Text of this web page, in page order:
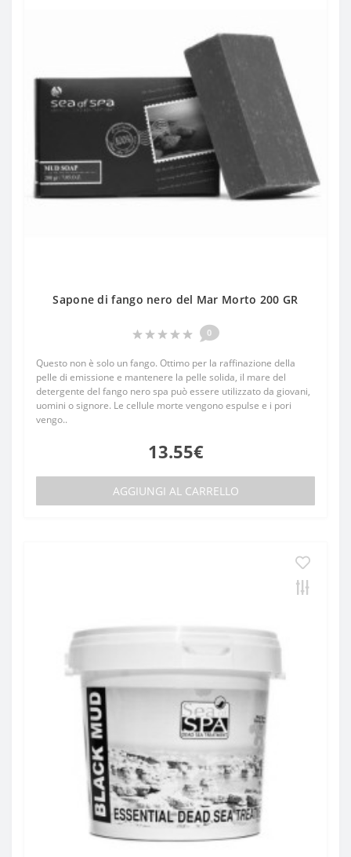
Sapone di fango nero del Mar Morto 200 GR
0
Questo non è solo un fango. Ottimo per la raffinazione della
pelle di emissione e mantenere la pelle solida, il mare del
detergente del fango nero spa può essere utilizzato da giovani,
uomini o signore. Le cellule morte vengono espulse e i pori
vengo..
13.55€
AGGIUNGI AL CARRELLO